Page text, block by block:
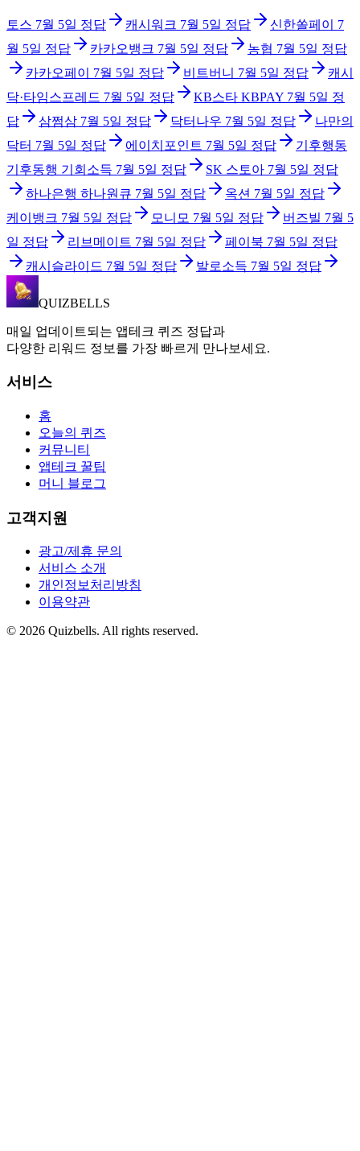
토스 7월 5일 정답 캐시워크 7월 5일 정답 신한쏠페이
7
월 5일 정답 카카오뱅크 7월 5일 정답 농협 7월 5일 정답
카카오페이
7월 5일 정답 비트버니 7월 5일 정답
캐시
닥·타임스프레드 7월 5일 정답 KB스타 KBPAY 7월 5일 정
답
삼쩜삼 7월 5일 정답 닥터나우 7월 5일 정답
나만의
닥터 7월 5일 정답 에이치포인트 7월 5일 정답
기후행동
기후동행 기회소득 7월 5일 정답 SK 스토아 7월 5일 정답
하나은행 하나원큐 7월 5일 정답 옥션 7월 5일 정답
케이뱅크 7월 5일 정답 모니모 7월 5일 정답 버즈빌 7월 5
일 정답 리브메이트 7월 5일 정답 페이북 7월 5일 정답
캐시슬라이드 7월 5일 정답 발로소득 7월 5일 정답
QUIZBELLS
매일 업데이트되는 앱테크 퀴즈 정답과
다양한 리워드 정보를 가장 빠르게 만나보세요.
서비스
홈
오늘의 퀴즈
커뮤니티
앱테크 꿀팁
머니 블로그
고객지원
광고/제휴 문의
서비스 소개
개인정보처리방침
이용약관
© 2026 Quizbells. All rights reserved.